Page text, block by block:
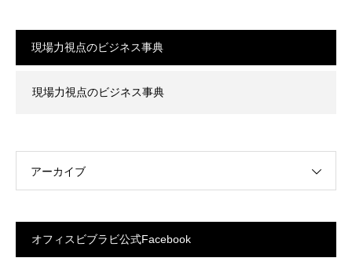
現場力視点のビジネス事典
現場力視点のビジネス事典
アーカイブ
オフィスビブラビ公式Facebook